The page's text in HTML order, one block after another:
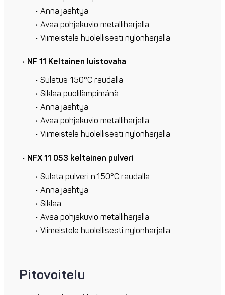
Anna jäähtyä
Avaa pohjakuvio metalliharjalla
Viimeistele huolellisesti nylonharjalla
NF 11 Keltainen luistovaha
Sulatus 150°C raudalla
Siklaa puolilämpimänä
Anna jäähtyä
Avaa pohjakuvio metalliharjalla
Viimeistele huolellisesti nylonharjalla
NFX 11 053 keltainen pulveri
Sulata pulveri n.150°C raudalla
Anna jäähtyä
Siklaa
Avaa pohjakuvio metalliharjalla
Viimeistele huolellisesti nylonharjalla
Pitovoitelu